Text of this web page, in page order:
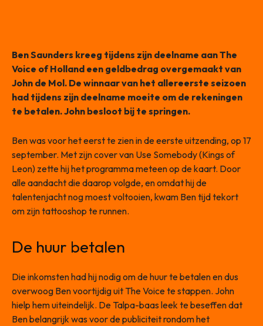
Ben Saunders kreeg tijdens zijn deelname aan The
Voice of Holland een geldbedrag overgemaakt van
John de Mol. De winnaar van het allereerste seizoen
had tijdens zijn deelname moeite om de rekeningen
te betalen. John besloot bij te springen.
Ben was voor het eerst te zien in de eerste uitzending, op 17
september. Met zijn cover van Use Somebody (Kings of
Leon) zette hij het programma meteen op de kaart. Door
alle aandacht die daarop volgde, en omdat hij de
talentenjacht nog moest voltooien, kwam Ben tijd tekort
om zijn tattooshop te runnen.
De huur betalen
Die inkomsten had hij nodig om de huur te betalen en dus
overwoog Ben voortijdig uit The Voice te stappen. John
hielp hem uiteindelijk. De Talpa-baas leek te beseffen dat
Ben belangrijk was voor de publiciteit rondom het